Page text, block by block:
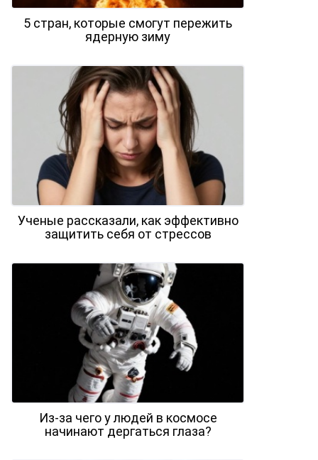
5 стран, которые смогут пережить
ядерную зиму
Ученые рассказали, как эффективно
защитить себя от стрессов
Из-за чего у людей в космосе
начинают дергаться глаза?